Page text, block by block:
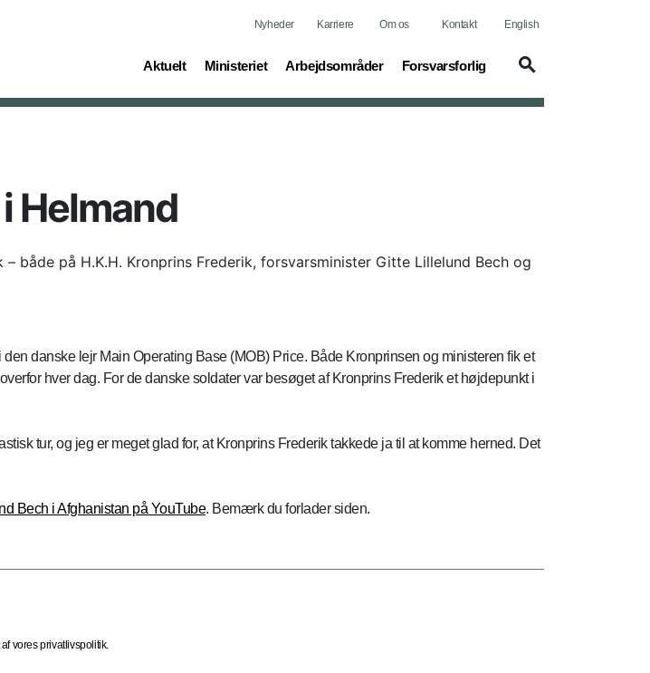
Nyheder Karriere Om os Kontakt English
Aktuelt
(current) Ministeriet
(current) Arbejdsområder
(current) Forsvarsforlig
(current)
Helmand
på H.K.H. Kronprins Frederik, forsvarsminister Gitte Lillelund Bech og
danske lejr Main Operating Base (MOB) Price. Både Kronprinsen og ministeren fik et
hver dag. For de danske soldater var besøget af Kronprins Frederik et højdepunkt i
tur, og jeg er meget glad for, at Kronprins Frederik takkede ja til at komme herned. Det
Bech i Afghanistan på YouTube. Bemærk du forlader siden.
vores privatlivspolitik.